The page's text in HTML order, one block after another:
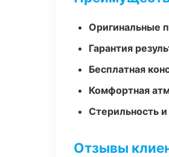
Оригинальные
Гарантия
Бесплатная
Комфортная
Стерильность
Отзывы